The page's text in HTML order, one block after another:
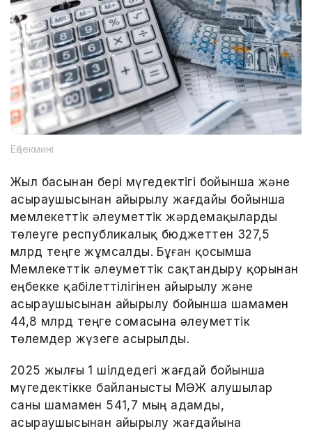
Еңбекмині
Жыл басынан бері мүгедектігі бойынша және
асыраушысынан айырылу жағдайы бойынша
мемлекеттік әлеуметтік жәрдемақыларды
төлеуге республикалық бюджеттен 327,5
млрд теңге жұмсалды. Бұған қосымша
Мемлекеттік әлеуметтік сақтандыру қорынан
еңбекке қабілеттілігінен айырылу және
асыраушысынан айырылу бойынша шамамен
44,8 млрд теңге сомасына әлеуметтік
төлемдер жүзеге асырылды.
2025 жылғы 1 шілдедегі жағдай бойынша
мүгедектікке байланысты МӘЖ алушылар
саны шамамен 541,7 мың адамды,
асыраушысынан айырылу жағдайына